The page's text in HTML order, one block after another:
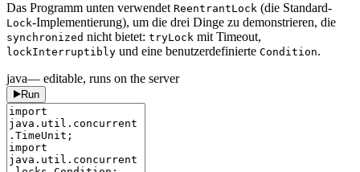
Das Programm unten verwendet ReentrantLock (die Standard-
Lock-Implementierung), um die drei Dinge zu demonstrieren, die
synchronized nicht bietet: tryLock mit Timeout,
lockInterruptibly und eine benutzerdefinierte Condition.
java— editable, runs on the server
Run